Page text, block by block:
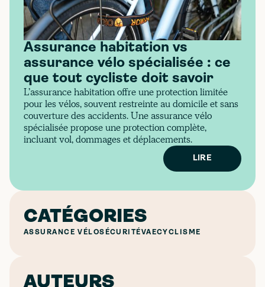
Assurance habitation vs
assurance vélo spécialisée : ce
que tout cycliste doit savoir
L’assurance habitation offre une protection limitée
pour les vélos, souvent restreinte au domicile et sans
couverture des accidents. Une assurance vélo
spécialisée propose une protection complète,
incluant vol, dommages et déplacements.
LIRE
CATÉGORIES
ASSURANCE VÉLOSÉCURITÉVAECYCLISME
AUTEURS